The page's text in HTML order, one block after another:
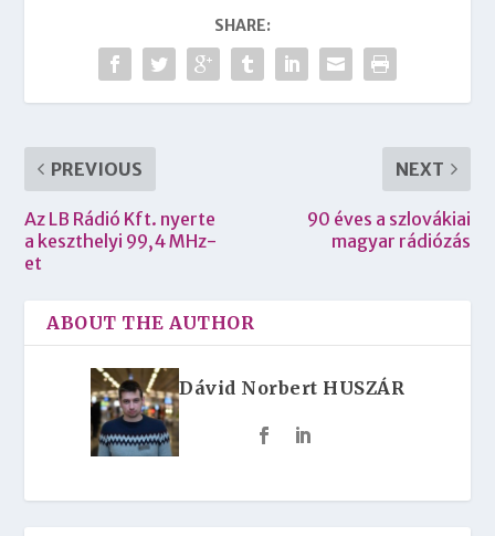
SHARE:
PREVIOUS
Az LB Rádió Kft. nyerte
a keszthelyi 99,4 MHz-
et
NEXT
90 éves a szlovákiai
magyar rádiózás
ABOUT THE AUTHOR
Dávid Norbert HUSZÁR